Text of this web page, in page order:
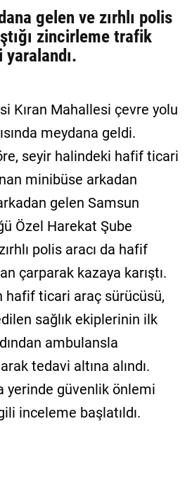
gelen ve zırhlı polis
zincirleme trafik
yaralandı.
Kıran Mahallesi çevre yolu
meydana geldi.
seyir halindeki hafif ticari
minibüse arkadan
gelen Samsun
Özel Harekat Şube
polis aracı da hafif
çarparak kazaya karıştı.
hafif ticari araç sürücüsü,
sağlık ekiplerinin ilk
ambulansla
tedavi altına alındı.
yerinde güvenlik önlemi
inceleme başlatıldı.